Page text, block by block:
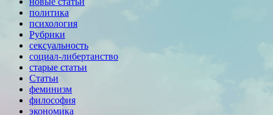
политика
психология
Рубрики
сексуальность
социал-либертанство
старые статьи
Статьи
феминизм
философия
экономика